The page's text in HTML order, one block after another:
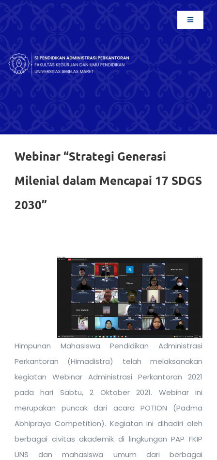
Toggle
KEMITRAAN
Webinar “Strategi Generasi
Milenial dalam Mencapai 17 SDGS
2030”
Himpunan Mahasiswa Pendidikan Administrasi
Perkantoran (Himadistra) telah melaksanakan
kegiatan Webinar Administrasi Perkantoran 2021
pada hari Sabtu, 2 Oktober 2021. Webinar ini
merupakan puncak dari acara POTION (Padma
Abhipraya Competition). Kegiatan ini dihadiri oleh
berbagai civitas akademik di lingkungan PAP FKIP
UNS dan mahasiswa umum dari berbagai